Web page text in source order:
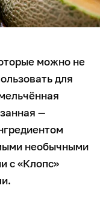
можно не
для
—
необычными
с «Клопс»